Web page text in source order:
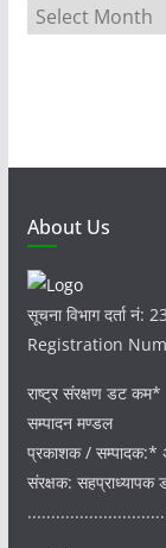
r
s
About Us
सूचना विभाग दर्ता नं:
Registration
राष्ट्र संरक्षण डट कम*
सम्पादन मण्डल
प्रकाशक / सम्पादक:*
संरक्षक: सहप्राध्यापक